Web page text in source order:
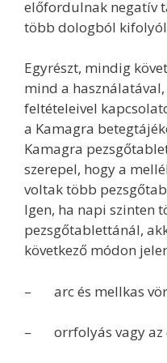
előfordulnak negatív
több dologból
Egyrészt, mindig
mind a
feltételeivel
a Kamagra
Kamagra
szerepel, hogy a
voltak több
Igen, ha napi szinten
pezsgőtablettánál,
következő módon
– arc és mellkas
– orrfolyás vagy az